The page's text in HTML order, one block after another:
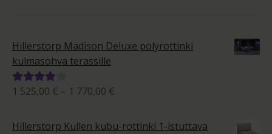
Hillerstorp Madison Deluxe polyrottinki
kulmasohva terassille
Arvostelu
4.00
1 525,00 € – 1 770,00 €
525,00 €
Hillerstorp Kullen kubu-rottinki 1-istuttava